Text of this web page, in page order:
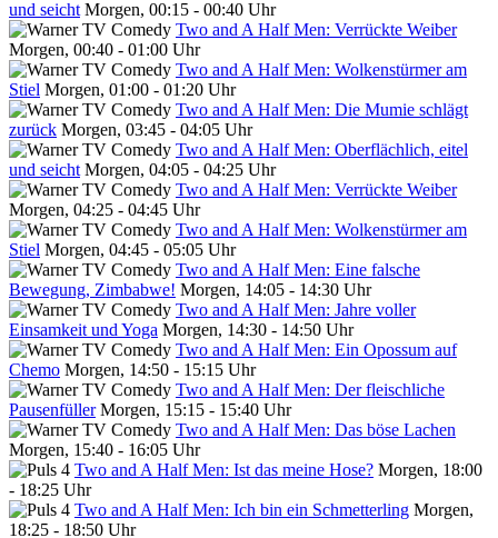
und seicht Morgen, 00:15 - 00:40 Uhr
Two and A Half Men: Verrückte Weiber
Morgen, 00:40 - 01:00 Uhr
Two and A Half Men: Wolkenstürmer am
Stiel Morgen, 01:00 - 01:20 Uhr
Two and A Half Men: Die Mumie schlägt
zurück Morgen, 03:45 - 04:05 Uhr
Two and A Half Men: Oberflächlich, eitel
und seicht Morgen, 04:05 - 04:25 Uhr
Two and A Half Men: Verrückte Weiber
Morgen, 04:25 - 04:45 Uhr
Two and A Half Men: Wolkenstürmer am
Stiel Morgen, 04:45 - 05:05 Uhr
Two and A Half Men: Eine falsche
Bewegung, Zimbabwe! Morgen, 14:05 - 14:30 Uhr
Two and A Half Men: Jahre voller
Einsamkeit und Yoga Morgen, 14:30 - 14:50 Uhr
Two and A Half Men: Ein Opossum auf
Chemo Morgen, 14:50 - 15:15 Uhr
Two and A Half Men: Der fleischliche
Pausenfüller Morgen, 15:15 - 15:40 Uhr
Two and A Half Men: Das böse Lachen
Morgen, 15:40 - 16:05 Uhr
Two and A Half Men: Ist das meine Hose? Morgen, 18:00
- 18:25 Uhr
Two and A Half Men: Ich bin ein Schmetterling Morgen,
18:25 - 18:50 Uhr